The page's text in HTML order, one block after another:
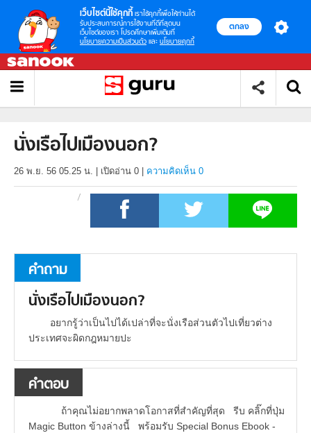
เว็บไซต์นี้ใช้คุกกี้ เราใช้คุกกี้เพื่อให้ท่านได้
รับประสบการณ์การใช้งานที่ดีที่สุดบน
เว็บไซต์ของเรา โปรดศึกษาเพิ่มเติมที่
นโยบายความเป็นส่วนตัว และ นโยบายคุกกี้
ตกลง
นั่งเรือไปเมืองนอก?
26 พ.ย. 56 05.25 น. เปิดอ่าน 0 ความคิดเห็น 0
คำถาม
นั่งเรือไปเมืองนอก?
อยากรู้ว่าเป็นไปได้เปล่าที่จะนั่งเรือส่วนตัวไปเที่ยวต่าง
ประเทศจะผิดกฎหมายปะ
คำตอบ
ถ้าคุณไม่อยากพลาดโอกาสที่สำคัญที่สุด รีบ คลิ๊กที่ปุ่ม
Magic Button ข้างล่างนี้ พร้อมรับ Special Bonus Ebook -